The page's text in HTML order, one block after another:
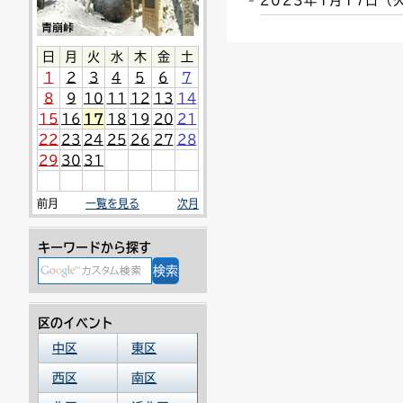
連絡ごみ
ユニバーサルデザイン
日 月 火 水 木 金
土
1
2 3 4 5 6
7
8
9 10 11 12 13 14
15 16 17 18 19 20 21
22 23 24 25 26 27 28
29 30 31
前月 一覧を見る 次月
キーワードから探す
区のイベント
中区
東区
西区 南区